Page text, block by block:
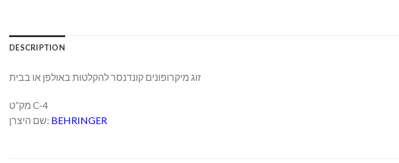
DESCRIPTION
זוג מיקרופונים קונדנסר להקלטות באולפן או בבית
מק”ט C-4
שם היצרן: BEHRINGER